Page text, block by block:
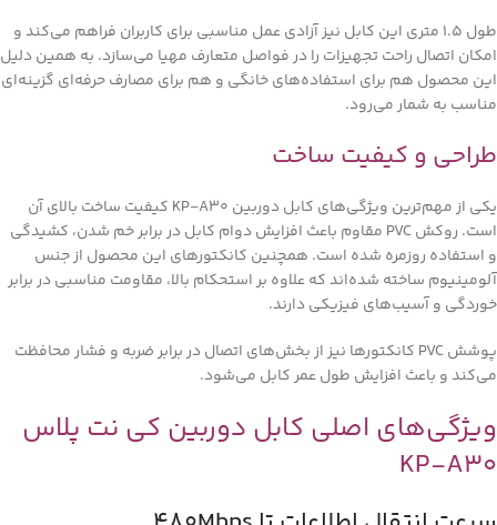
طول 1.5 متری این کابل نیز آزادی عمل مناسبی برای کاربران فراهم می‌کند و
امکان اتصال راحت تجهیزات را در فواصل متعارف مهیا می‌سازد. به همین دلیل
این محصول هم برای استفاده‌های خانگی و هم برای مصارف حرفه‌ای گزینه‌ای
مناسب به شمار می‌رود.
طراحی و کیفیت ساخت
یکی از مهم‌ترین ویژگی‌های کابل دوربین KP-A30 کیفیت ساخت بالای آن
است. روکش PVC مقاوم باعث افزایش دوام کابل در برابر خم شدن، کشیدگی
و استفاده روزمره شده است. همچنین کانکتورهای این محصول از جنس
آلومینیوم ساخته شده‌اند که علاوه بر استحکام بالا، مقاومت مناسبی در برابر
خوردگی و آسیب‌های فیزیکی دارند.
پوشش PVC کانکتورها نیز از بخش‌های اتصال در برابر ضربه و فشار محافظت
می‌کند و باعث افزایش طول عمر کابل می‌شود.
ویژگی‌های اصلی کابل دوربین کی نت پلاس
KP-A30